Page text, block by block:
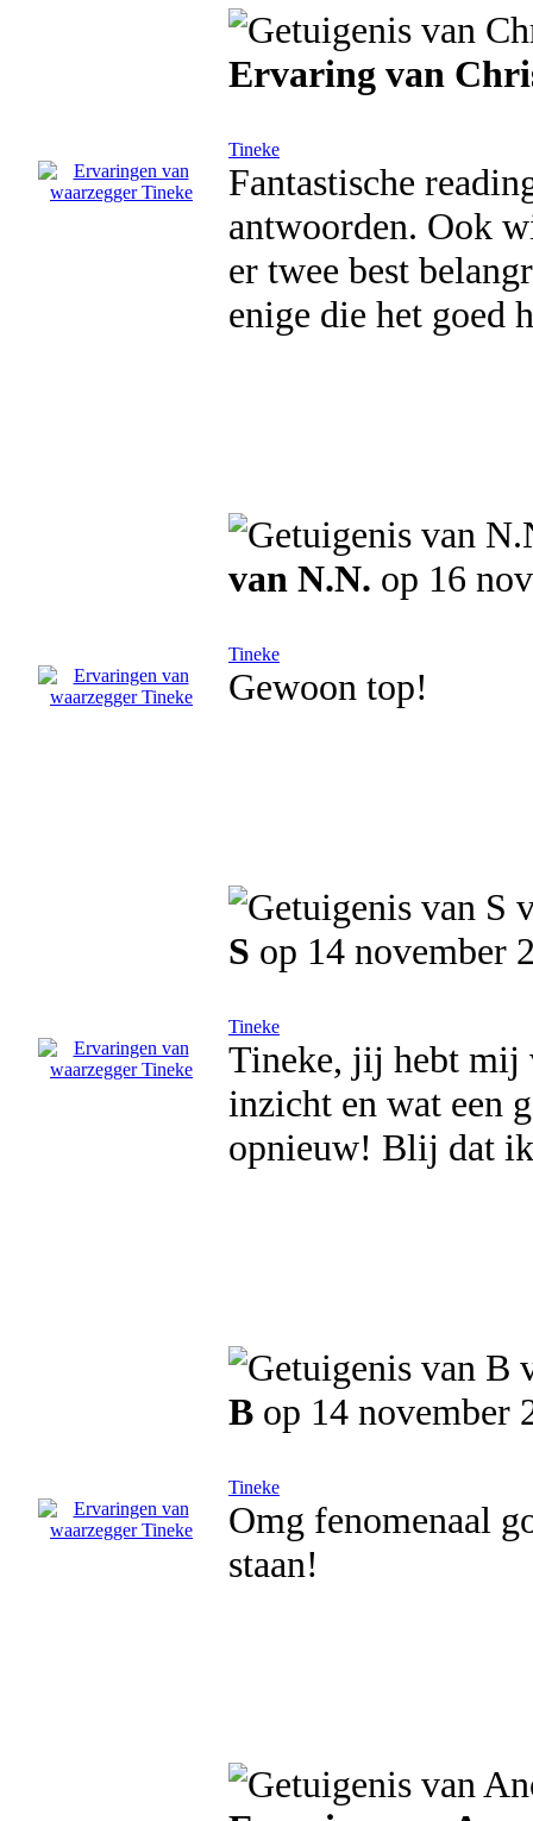
Ervaring van
Tineke
Fantastische
antwoorden. Ook
er twee best
enige die het goed
van N.N. op 16
Tineke
Gewoon top!
S op 14 november
Tineke
Tineke, jij hebt mij
inzicht en wat een
opnieuw! Blij dat
B op 14 november
Tineke
Omg fenomenaal
staan!